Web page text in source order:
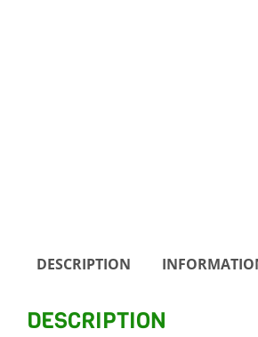
DESCRIPTION
DESCRIPTION